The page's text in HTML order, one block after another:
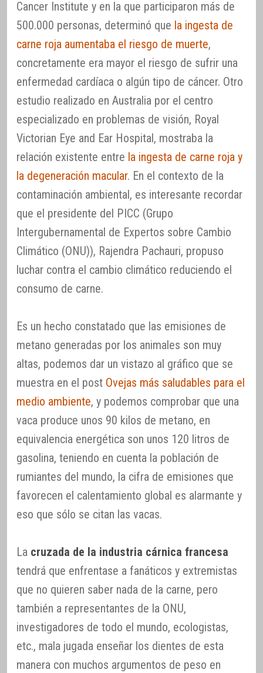
Cancer Institute y en la que participaron más de
500.000 personas, determinó que la ingesta de
carne roja aumentaba el riesgo de muerte,
concretamente era mayor el riesgo de sufrir una
enfermedad cardíaca o algún tipo de cáncer. Otro
estudio realizado en Australia por el centro
especializado en problemas de visión, Royal
Victorian Eye and Ear Hospital, mostraba la
relación existente entre la ingesta de carne roja y
la degeneración macular. En el contexto de la
contaminación ambiental, es interesante recordar
que el presidente del PICC (Grupo
Intergubernamental de Expertos sobre Cambio
Climático (ONU)), Rajendra Pachauri, propuso
luchar contra el cambio climático reduciendo el
consumo de carne.
Es un hecho constatado que las emisiones de
metano generadas por los animales son muy
altas, podemos dar un vistazo al gráfico que se
muestra en el post Ovejas más saludables para el
medio ambiente, y podemos comprobar que una
vaca produce unos 90 kilos de metano, en
equivalencia energética son unos 120 litros de
gasolina, teniendo en cuenta la población de
rumiantes del mundo, la cifra de emisiones que
favorecen el calentamiento global es alarmante y
eso que sólo se citan las vacas.
La cruzada de la industria cárnica francesa
tendrá que enfrentase a fanáticos y extremistas
que no quieren saber nada de la carne, pero
también a representantes de la ONU,
investigadores de todo el mundo, ecologistas,
etc., mala jugada enseñar los dientes de esta
manera con muchos argumentos de peso en